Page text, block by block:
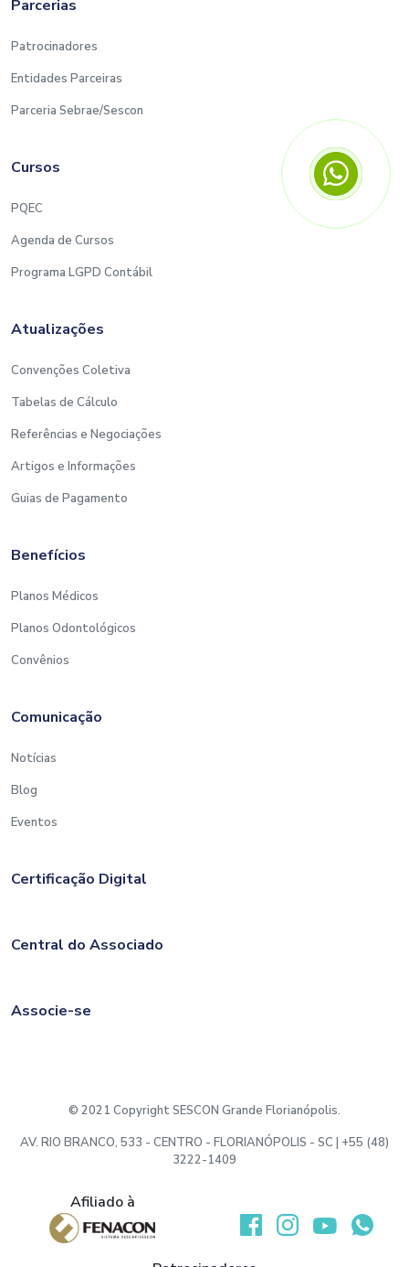
Parcerias
Patrocinadores
Entidades Parceiras
Parceria Sebrae/Sescon
Cursos
PQEC
Agenda de Cursos
Programa LGPD Contábil
Atualizações
Convenções Coletiva
Tabelas de Cálculo
Referências e Negociações
Artigos e Informações
Guias de Pagamento
Benefícios
Planos Médicos
Planos Odontológicos
Convênios
Comunicação
Notícias
Blog
Eventos
Certificação Digital
Central do Associado
Associe-se
© 2021 Copyright SESCON Grande Florianópolis.
AV. RIO BRANCO, 533 - CENTRO - FLORIANÓPOLIS - SC | +55 (48)
3222-1409
Afiliado à